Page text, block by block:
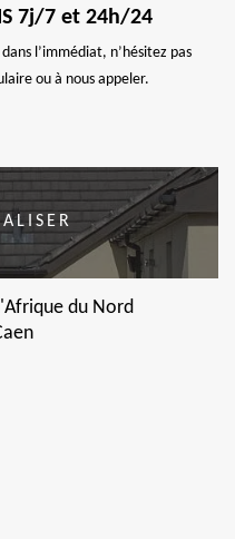
7j/7 et 24h/24
l’immédiat, n’hésitez pas
ou à nous appeler.
du Nord